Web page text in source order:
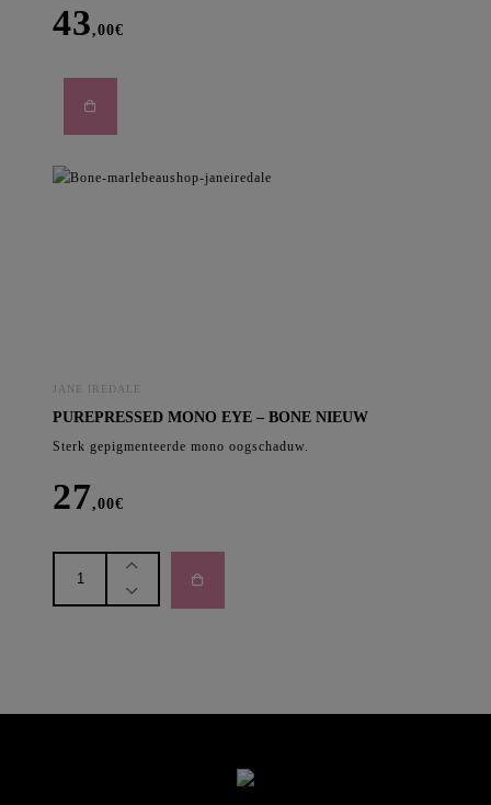
43,00€
JANE IREDALE
PUREPRESSED MONO EYE – BONE NIEUW
Sterk gepigmenteerde mono oogschaduw.
27,00€
PurePressed
Mono
Eye